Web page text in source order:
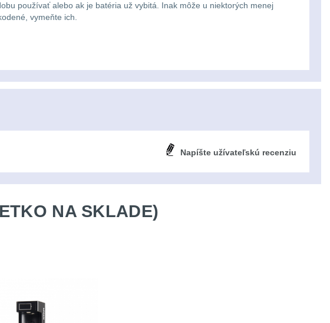
používať alebo ak je batéria už vybitá. Inak môže u niektorých menej
vymeňte ich.
Napíšte užívateľskú recenziu
NA SKLADE)